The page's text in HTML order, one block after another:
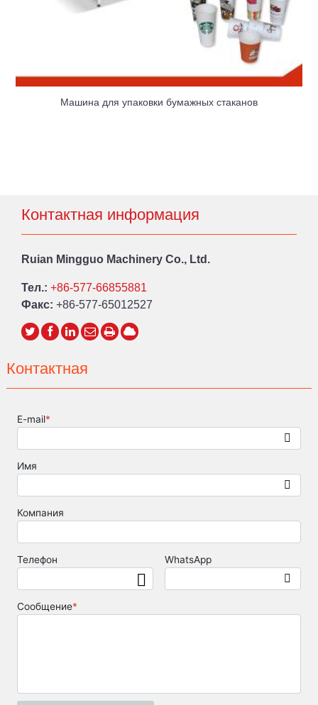
Машина для упаковки бумажных стаканов
Контактная информация
Ruian Mingguo Machinery Co., Ltd.
Тел.: +86-577-66855881
Факс: +86-577-65012527
Контактная